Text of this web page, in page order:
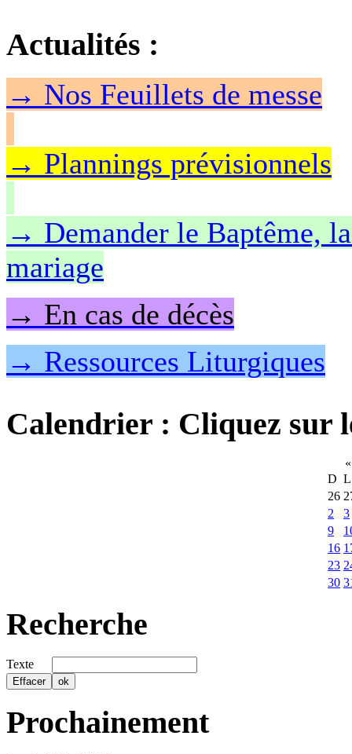
Actualités :
→ Nos Feuillets de messe
→ Plannings prévisionnels
→ Demander le Baptême,
mariage
→ En cas de décès
→ Ressources Liturgiques
Calendrier : Cliquez sur
«
D L
26
2
3
9
16
23
30
Recherche
Texte
Prochainement